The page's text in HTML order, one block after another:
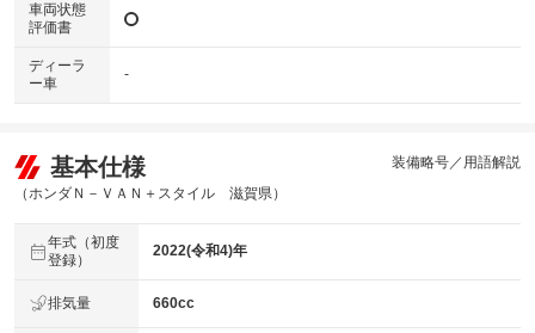
車両状態
評価書
ディーラ
ー車
-
基本仕様
（ホンダＮ－ＶＡＮ＋スタイル 滋賀県）
装備略号／用語解説
年式（初度
登録）
2022(令和4)年
排気量 660cc